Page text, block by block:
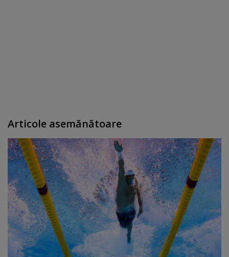
Articole asemănătoare